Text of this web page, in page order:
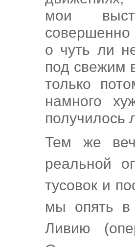
мои
совершенно
о чуть ли
под свежим
только
намного
получилось
Тем же
реальной
тусовок и
мы опять в
Ливию